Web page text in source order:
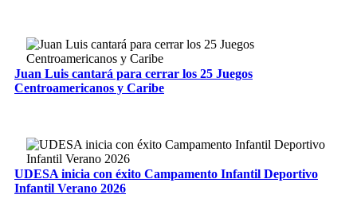
Juan Luis cantará para cerrar los 25 Juegos
Centroamericanos y Caribe
UDESA inicia con éxito Campamento Infantil Deportivo
Infantil Verano 2026